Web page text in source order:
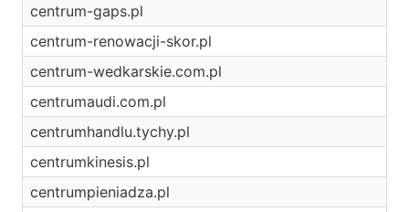
centrum-gaps.pl
centrum-renowacji-skor.pl
centrum-wedkarskie.com.pl
centrumaudi.com.pl
centrumhandlu.tychy.pl
centrumkinesis.pl
centrumpieniadza.pl